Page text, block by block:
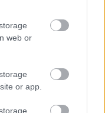
web or
or app.